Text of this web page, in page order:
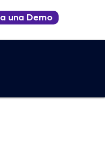
una Demo